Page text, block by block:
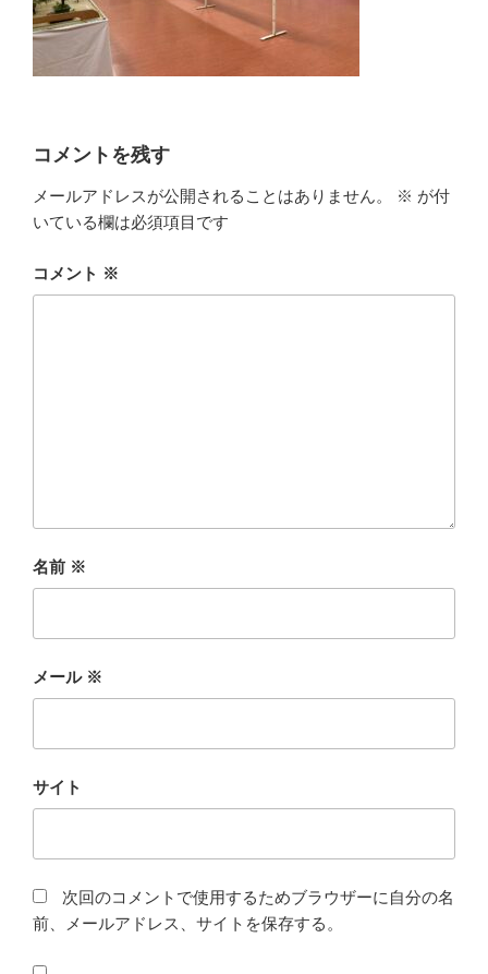
コメントを残す
メールアドレスが公開されることはありません。 ※ が付
いている欄は必須項目です
コメント ※
名前 ※
メール ※
サイト
次回のコメントで使用するためブラウザーに自分の名
前、メールアドレス、サイトを保存する。